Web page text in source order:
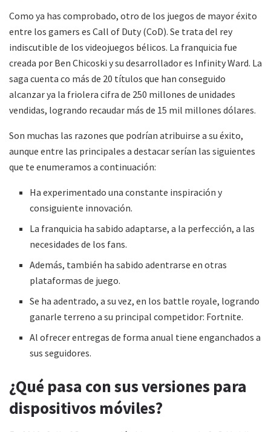
Como ya has comprobado, otro de los juegos de mayor éxito
entre los gamers es Call of Duty (CoD). Se trata del rey
indiscutible de los videojuegos bélicos. La franquicia fue
creada por Ben Chicoski y su desarrollador es Infinity Ward. La
saga cuenta co más de 20 títulos que han conseguido
alcanzar ya la friolera cifra de 250 millones de unidades
vendidas, logrando recaudar más de 15 mil millones dólares.
Son muchas las razones que podrían atribuirse a su éxito,
aunque entre las principales a destacar serían las siguientes
que te enumeramos a continuación:
Ha experimentado una constante inspiración y
consiguiente innovación.
La franquicia ha sabido adaptarse, a la perfección, a las
necesidades de los fans.
Además, también ha sabido adentrarse en otras
plataformas de juego.
Se ha adentrado, a su vez, en los battle royale, logrando
ganarle terreno a su principal competidor: Fortnite.
Al ofrecer entregas de forma anual tiene enganchados a
sus seguidores.
¿Qué pasa con sus versiones para
dispositivos móviles?